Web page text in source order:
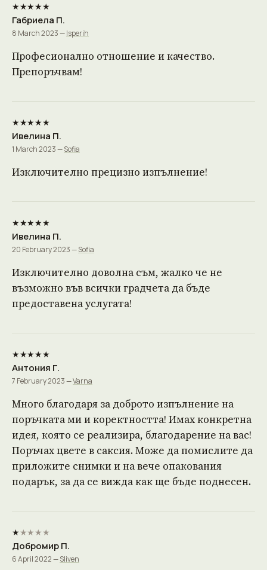
★★★★★
Габриела П.
8 March 2023 —Isperih
Професионално отношение и качество.
Препоръчвам!
★★★★★
Ивелина П.
1 March 2023 —Sofia
Изключително прецизно изпълнение!
★★★★★
Ивелина П.
20 February 2023 —Sofia
Изключително доволна съм, жалко че не
възможно във всички градчета да бъде
предоставена услугата!
★★★★★
Антония Г.
7 February 2023 —Varna
Много благодаря за доброто изпълнение на
поръчката ми и коректността! Имах конкретна
идея, която се реализира, благодарение на вас!
Поръчах цвете в саксия. Може да помислите да
приложите снимки и на вече опакования
подарък, за да се вижда как ще бъде поднесен.
★★★ ★ ★
Добромир П.
6 April 2022 —Sliven